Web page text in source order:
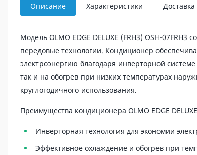
Описание Характеристики
Модель OLMO EDGE DELUXE (FRH3) OSH-
передовые технологии. Кондиционер
электроэнергию благодаря инверторной
так и на обогрев при низких температурах
круглогодичного использования.
Преимущества кондиционера OLMO EDGE
Инверторная технология для экономии
Эффективное охлаждение и обогрев при